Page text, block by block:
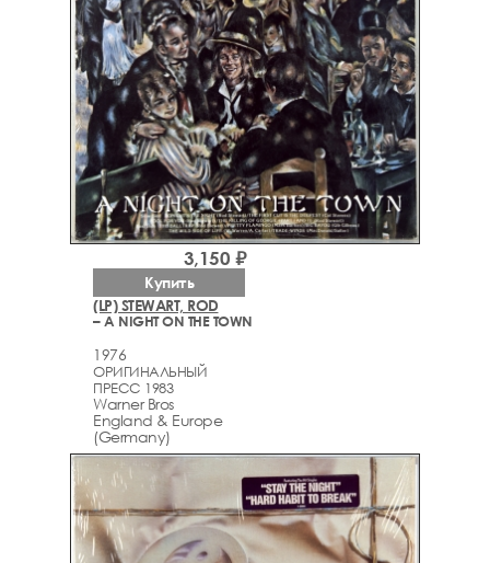
(LP) STEWART, ROD
– A NIGHT ON THE TOWN
1976
ОРИГИНАЛЬНЫЙ
ПРЕСС 1983
Warner Bros
England & Europe
(Germany)
3,150 ₽
Купить